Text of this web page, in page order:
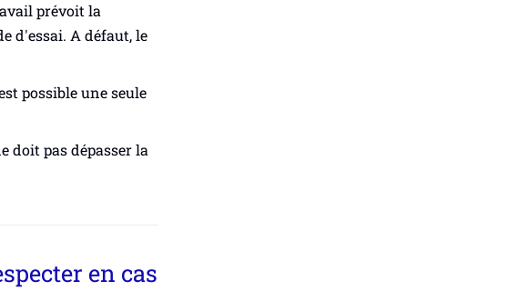
prévoit la
d'essai. A défaut, le
possible une seule
doit pas dépasser la
en cas